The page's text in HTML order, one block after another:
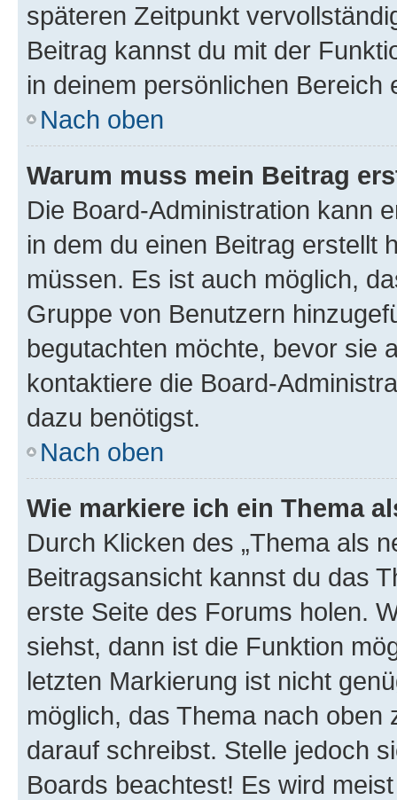
späteren Zeitpunkt
Beitrag kannst du mit der
in deinem persönlichen Bereich
Nach oben
Warum muss mein Beitrag
Die Board-Administration kann
in dem du einen Beitrag erstellt
müssen. Es ist auch möglich,
Gruppe von Benutzern
begutachten möchte, bevor sie
kontaktiere die Board-
dazu benötigst.
Nach oben
Wie markiere ich ein Thema
Durch Klicken des „Thema als
Beitragsansicht kannst du das
erste Seite des Forums holen.
siehst, dann ist die Funktion
letzten Markierung ist nicht
möglich, das Thema nach oben
darauf schreibst. Stelle jedoch
Boards beachtest! Es wird